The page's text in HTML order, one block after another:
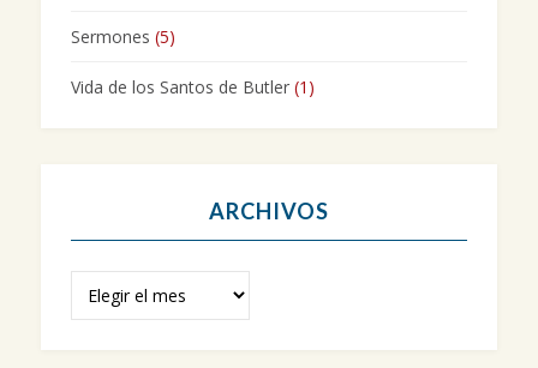
Sermones (5)
Vida de los Santos de Butler(1)
ARCHIVOS